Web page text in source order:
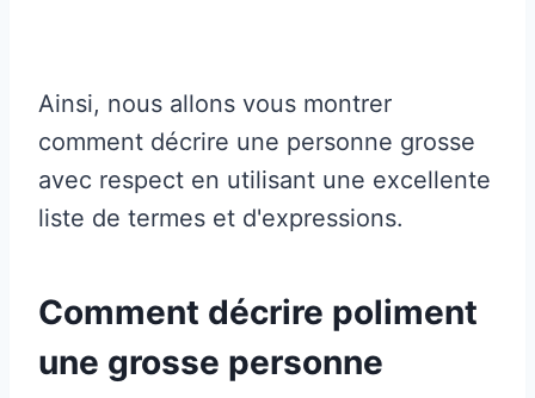
Ainsi, nous allons vous montrer
comment décrire une personne grosse
avec respect en utilisant une excellente
liste de termes et d'expressions.
Comment décrire poliment
une grosse personne